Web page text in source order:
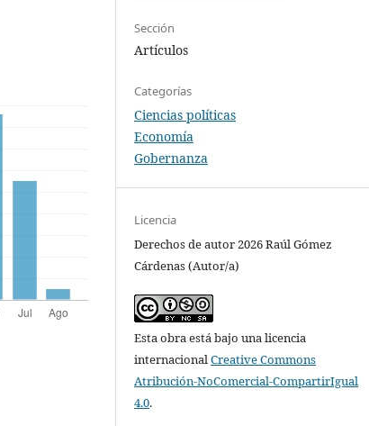
Sección
Artículos
Categorías
Ciencias políticas
Economía
Gobernanza
Licencia
Derechos de autor 2026 Raúl Gómez
Cárdenas (Autor/a)
Esta obra está bajo una licencia
internacionalCreative Commons
Atribución-NoComercial-CompartirIgual
4.0.